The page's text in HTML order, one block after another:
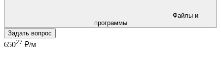
программы
Задать вопрос
65027 ₽/м